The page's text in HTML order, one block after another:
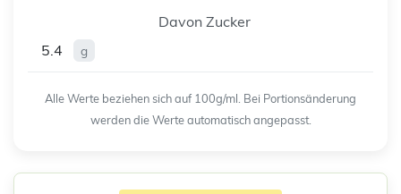
Davon Zucker
5.4
g
Alle Werte beziehen sich auf 100g/ml. Bei Portionsänderung
werden die Werte automatisch angepasst.